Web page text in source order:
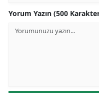
Yorum Yazın (500